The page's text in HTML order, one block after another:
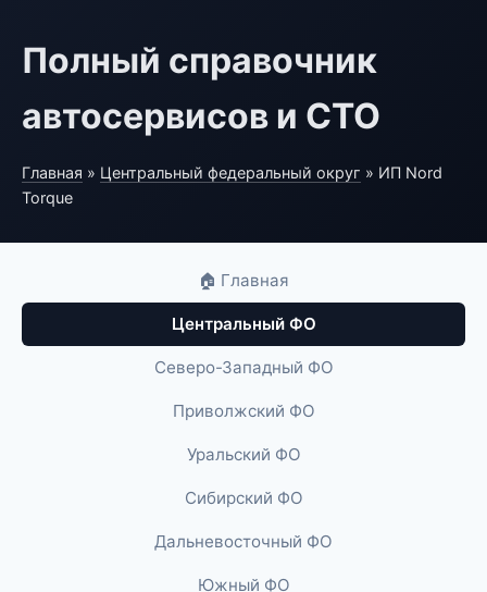
Полный справочник
автосервисов и СТО
Главная » Центральный федеральный округ » ИП Nord
Torque
🏠 Главная
Центральный ФО
Северо-Западный ФО
Приволжский ФО
Уральский ФО
Сибирский ФО
Дальневосточный ФО
Южный ФО